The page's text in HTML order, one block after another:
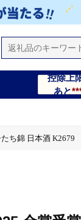
控除上
あと
ち錦 日本酒 K2679